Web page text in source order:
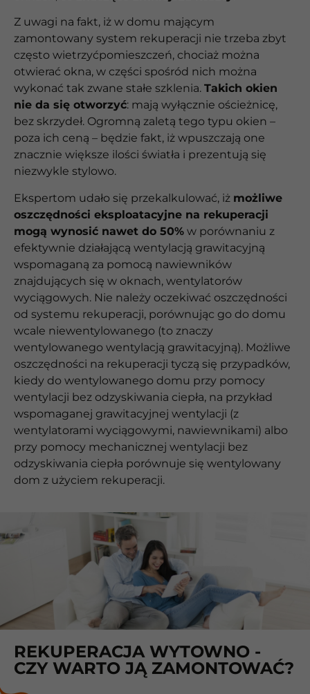
Z uwagi na fakt, iż w domu mającym
zamontowany system rekuperacji nie trzeba zbyt
często wietrzyćpomieszczeń, chociaż można
otwierać okna, w części spośród nich można
wykonać tak zwane stałe szklenia. Takich okien
nie da się otworzyć: mają wyłącznie ościeżnicę,
bez skrzydeł. Ogromną zaletą tego typu okien –
poza ich ceną – będzie fakt, iż wpuszczają one
znacznie większe ilości światła i prezentują się
niezwykle stylowo.
Ekspertom udało się przekalkulować, iż możliwe
oszczędności eksploatacyjne na rekuperacji
mogą wynosić nawet do 50% w porównaniu z
efektywnie działającą wentylacją grawitacyjną
wspomaganą za pomocą nawiewników
znajdujących się w oknach, wentylatorów
wyciągowych. Nie należy oczekiwać oszczędności
od systemu rekuperacji, porównując go do domu
wcale niewentylowanego (to znaczy
wentylowanego wentylacją grawitacyjną). Możliwe
oszczędności na rekuperacji tyczą się przypadków,
kiedy do wentylowanego domu przy pomocy
wentylacji bez odzyskiwania ciepła, na przykład
wspomaganej grawitacyjnej wentylacji (z
wentylatorami wyciągowymi, nawiewnikami) albo
przy pomocy mechanicznej wentylacji bez
odzyskiwania ciepła porównuje się wentylowany
dom z użyciem rekuperacji.
REKUPERACJA WYTOWNO -
CZY WARTO JĄ ZAMONTOWAĆ?